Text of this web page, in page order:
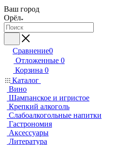
Ваш город
Орёл
Сравнение0
Отложенные 0
Корзина 0
Каталог
Вино
Шампанское и игристое
Крепкий алкоголь
Слабоалкогольные напитки
Гастрономия
Аксессуары
Литература